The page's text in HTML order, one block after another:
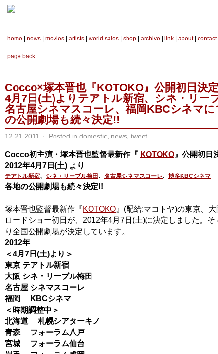
home news movies artists world sales shop archive link about| contact
page back
Cocco×塚本晋也『KOTOKO』公開初日決
4月7日(土)よりテアトル新宿、シネ・リー
名古屋シネマスコーレ、福岡KBCシネマに
の公開劇場も続々決定!!
12.21.2011 · Posted in domestic news tweet
Cocco初主演・塚本晋也監督最新作『 KOTOKO 』公開初日
2012年4月7日(土) より
テアトル新宿、 シネ・リーブル梅田 、 名古屋シネマスコーレ、 博多KBCシネマ
各地の公開劇場も続々決定!!
塚本晋也監督最新作『KOTOKO 』(配給:マコトヤ)の東京、
ロードショー初日が、2012年4月7日(土)に決定しました。そ
り全国公開劇場が決定しています。
2012年
＜4月7日(土)より＞
東京 テアトル新宿
大阪 シネ・リーブル梅田
名古屋 シネマスコーレ
福岡 KBCシネマ
＜時期調整中＞
北海道 札幌シアターキノ
青森 フォーラム八戸
宮城 フォーラム仙台